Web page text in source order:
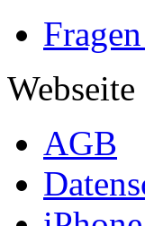
Webseite
AGB